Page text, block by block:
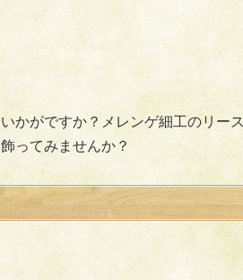
かがですか？メレンゲ細工のリース
ってみませんか？